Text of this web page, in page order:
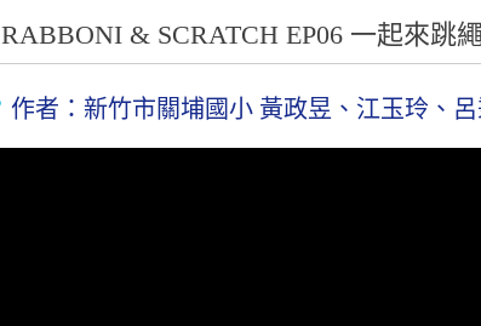
RABBONI & SCRATCH EP06 一起來跳
作者：新竹市關埔國小 黃政昱、江玉玲、